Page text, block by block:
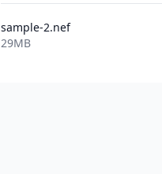
sample-2.nef
29MB